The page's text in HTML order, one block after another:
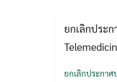
ยกเลิกประ
ยกเลิกประกาศ